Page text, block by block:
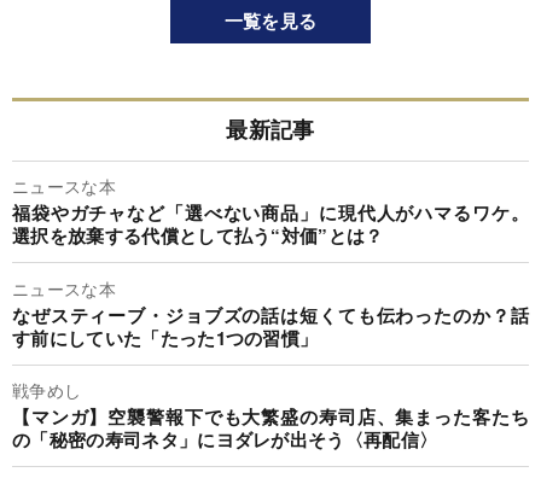
一覧を見る
最新記事
ニュースな本
福袋やガチャなど「選べない商品」に現代人がハマるワケ。
選択を放棄する代償として払う“対価”とは？
ニュースな本
なぜスティーブ・ジョブズの話は短くても伝わったのか？話
す前にしていた「たった1つの習慣」
戦争めし
【マンガ】空襲警報下でも大繁盛の寿司店、集まった客たち
の「秘密の寿司ネタ」にヨダレが出そう〈再配信〉